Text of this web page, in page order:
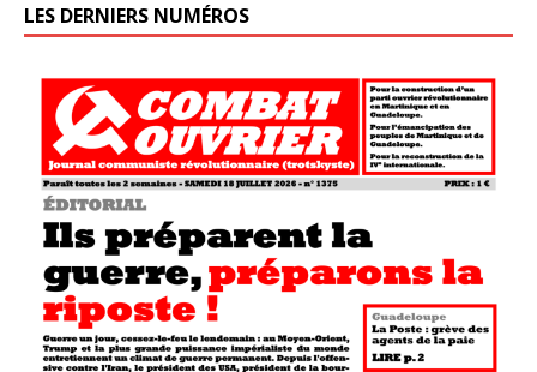
LES DERNIERS NUMÉROS